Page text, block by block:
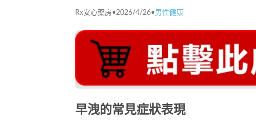
Rx安心藥房•2026/4/26•男性健康
早洩的常見症狀表現